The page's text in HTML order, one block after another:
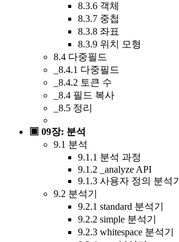
8.3.6 객체
8.3.7 중첩
8.3.8 좌표
8.3.9 위치 모형
8.4 다중필드
_8.4.1 다중필드
_8.4.2 토큰 수
_8.4 필드 복사
_8.5 정리
▣ 09장: 분석
9.1 분석
9.1.1 분석 과정
9.1.2 _analyze API
9.1.3 사용자 정의 분석기
9.2 분석기
9.2.1 standard 분석기
9.2.2 simple 분석기
9.2.3 whitespace 분석기